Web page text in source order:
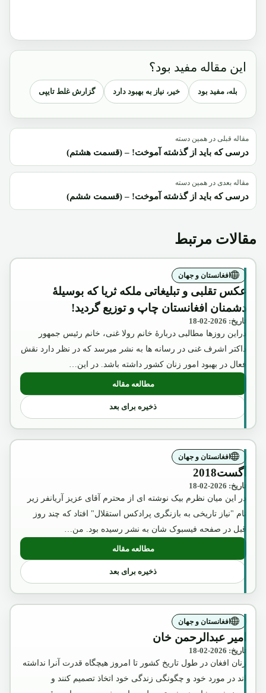
این مقاله مفید بود؟
بله، مفید بود خیر، نیاز به بهبود دارد گزارش غلط تایپی
مقاله قبلی در همین دسته
درسی که باید از گذشته آموخت! – (قسمت هشتم)
مقاله بعدی در همین دسته
درسی که باید از گذشته آموخت! – (قسمت ششم)
مقالات مرتبط
افغانستان و جهان
عکس تقلبی و تبلیغاتی ملکه ثریا که بوسیلۀ
دشمنان افغانستان چاپ و توزیع گردید!
تاریخ: 2026-02-18
دراین روزها مطالبی دربارۀ خانم رولا غنی، خانم رئیس جمهور
داکتر اشرف غنی در رسانه ها به نشر میرسد که در نظر دارد نقش
فعال در بهبود امور زنان کشور داشته باشد. در این…
مطالعه مقاله: عکس تقلبی و تبلیغاتی ملکه ثریا که
ذخیره برای بعد
افغانستان و جهان
آگست2018
تاریخ: 2026-02-18
در این میان نظرم بیک نوشته ای از محترم آقای عزیز آریانفر زیر
نام "نیاز تاریخی به بازنگری پرادکس استقلال" افتاد که چند روز
قبل در صفحه فیسبوک شان به نشر رسیده بود. من…
مطالعه مقاله
: آگست2018
ذخیره برای بعد
افغانستان و جهان
امیر عبدالرحمن خان
تاریخ: 2026-02-18
زنان افغان در طول تاریخ کشور تا امروز هیچگاه قدرت آنرا نداشته
اند در مورد خود و چگونگی زندگی خود اتخاذ تصمیم کنند و